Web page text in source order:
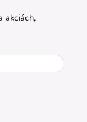
akciách,